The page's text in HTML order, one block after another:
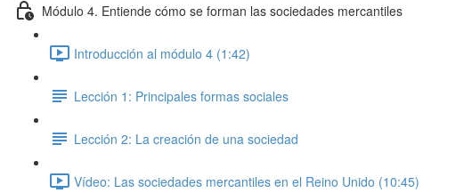
Módulo 4. Entiende cómo se forman las sociedades mercantiles
Introducción al módulo 4 (1:42)
Lección 1: Principales formas sociales
Lección 2: La creación de una sociedad
Vídeo: Las sociedades mercantiles en el Reino Unido (10:45)